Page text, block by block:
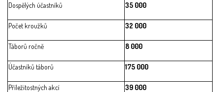
Dospělých účastníků 35 000
Počet kroužků 32 000
Táborů ročně 8 000
Účastníků táborů 175 000
Příležitostných akcí 39 000